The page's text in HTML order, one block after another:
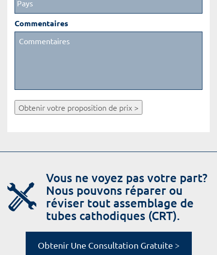
Commentaires
Obtenir votre proposition de prix >
Vous ne voyez pas votre part?
Nous pouvons réparer ou
réviser tout assemblage de
tubes cathodiques (CRT).
Obtenir Une Consultation Gratuite >